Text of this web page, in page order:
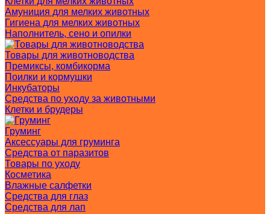
Амуниция для мелких животных
Гигиена для мелких животных
Наполнитель, сено и опилки
Товары для животноводства
Премиксы, комбикорма
Поилки и кормушки
Инкубаторы
Средства по уходу за животными
Клетки и брудеры
Груминг
Аксессуары для груминга
Средства от паразитов
Товары по уходу
Косметика
Влажные салфетки
Средства для глаз
Средства для лап